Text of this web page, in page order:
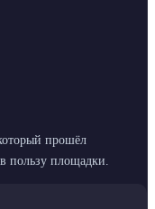
прошёл
пользу площадки.